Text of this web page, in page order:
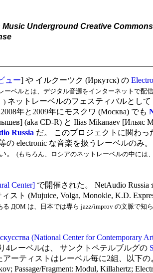
Underground Creative
ュー] や イルクーツク (Иркутск) の
ーベルとは、デジタル音源をインターネットで配
)ネットレーベルのフェスティバルとして
年と2009年にモスクワ (Москва) でも
(aka CD-R) と Ilias Mikanaev [Ильяс
Russia だ。 このプロジェクトに関わ
等の electronic な音楽を扱うレーベルの
。
(もちろん、ロシアのネットレーベルの中には、
Center]で開催された。 NetAudio Russia
ト (Mujuice, Volga, Monokle, K.D.
ДОМ は、日本では専ら jazz/improv の文脈で知
(National Center for Contemporary
4レーベルは、 サンクトペテルブルグの
アーティストはレーベル毎に2組、以下の
Passage/Fragment: Modul, Killahertz;